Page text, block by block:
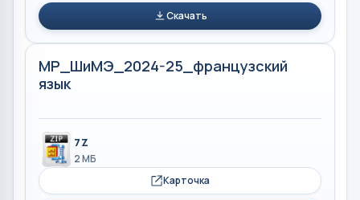
Скачать
МР_ШиМЭ_2024-25_французский
язык
7Z
2 МБ
Карточка